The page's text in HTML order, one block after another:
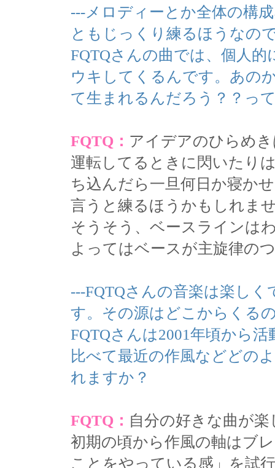
---メロディーとか全体の構
ともじっくり練るほうなの
FQTQさんの曲では、個人
ウキしてくるんです。あの
て生まれるんだろう？？っ
FQTQ： アイデアのひらめ
運転してるときに閃いたり
ち込んだら一旦何日か寝か
言うと練るほうかもしれま
そうそう、ベースラインは
よってはベースが主旋律の
---FQTQさんの音楽は楽し
す。その源はどこからくる
FQTQさんは2001年頃から
比べて最近の作風などどの
れますか？
FQTQ： 自分の好きな曲が
初期の頃から作風の軸はブ
ことをやっている感」を試